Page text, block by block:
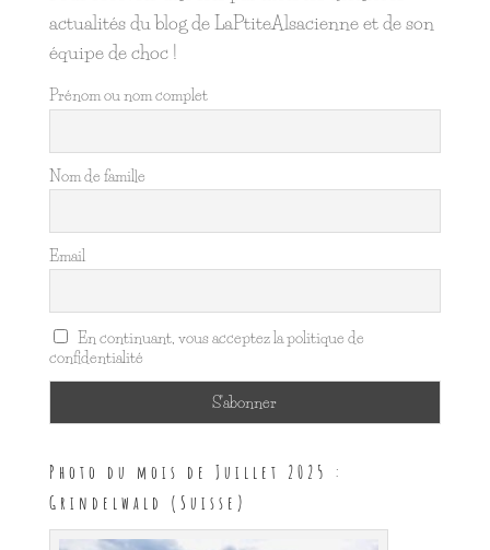
actualités du blog de LaPtiteAlsacienne et de son
équipe de choc !
Prénom ou nom complet
Nom de famille
Email
En continuant, vous acceptez la politique de
confidentialité
Photo du mois de Juillet 2025 :
Grindelwald (Suisse)